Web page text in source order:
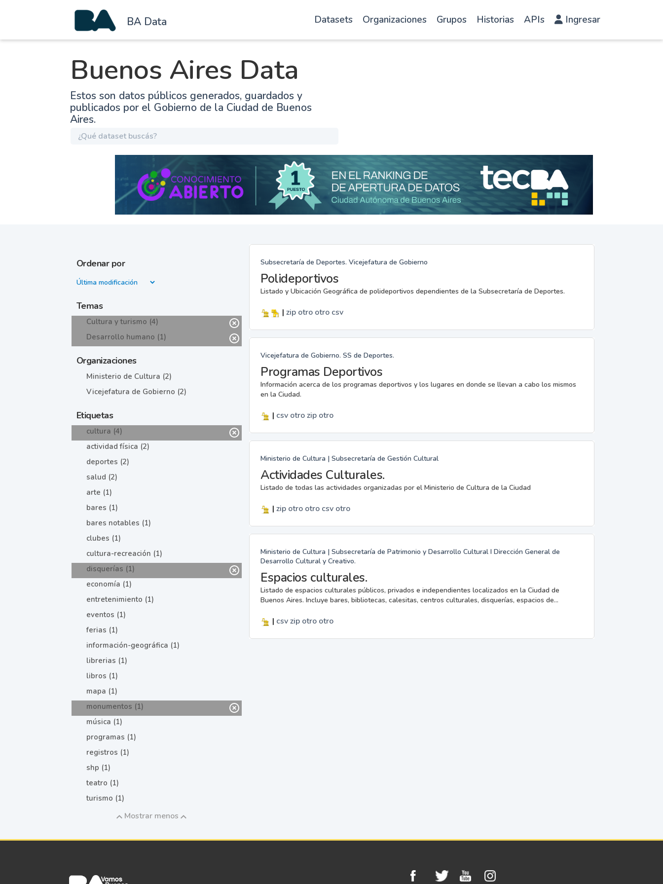
BA Data Datasets Organizaciones Grupos Historias APIs Ingresar
Buenos Aires Data
Estos son datos públicos generados, guardados y
publicados por el Gobierno de la Ciudad de Buenos
Aires.
Ordenar por
Temas
Cultura y turismo (4)
Desarrollo humano (1)
Organizaciones
Ministerio de Cultura (2)
Vicejefatura de Gobierno (2)
Etiquetas
cultura (4)
actividad física (2)
deportes (2)
salud (2)
arte (1)
bares (1)
bares notables (1)
clubes (1)
cultura-recreación (1)
disquerías (1)
economía (1)
entretenimiento (1)
eventos (1)
ferias (1)
información-geográfica (1)
librerias (1)
libros (1)
mapa (1)
monumentos (1)
música (1)
programas (1)
registros (1)
shp (1)
teatro (1)
turismo (1)
Mostrar menos
Subsecretaría de Deportes. Vicejefatura de Gobierno
Polideportivos
Listado y Ubicación Geográfica de polideportivos dependientes de la Subsecretaría de Deportes.
| zip otro otro csv
Vicejefatura de Gobierno. SS de Deportes.
Programas Deportivos
Información acerca de los programas deportivos y los lugares en donde se llevan a cabo los mismos
en la Ciudad.
| csv otrozip otro
Ministerio de Cultura | Subsecretaría de Gestión Cultural
Actividades Culturales.
Listado de todas las actividades organizadas por el Ministerio de Cultura de la Ciudad
| zip otro otro csv otro
Ministerio de Cultura | Subsecretaría de Patrimonio y Desarrollo Cultural I Dirección General de
Desarrollo Cultural y Creativo.
Espacios culturales.
Listado de espacios culturales públicos, privados e independientes localizados en la Ciudad de
Buenos Aires. Incluye bares, bibliotecas, calesitas, centros culturales, disquerías, espacios de...
| csvzip otro otro